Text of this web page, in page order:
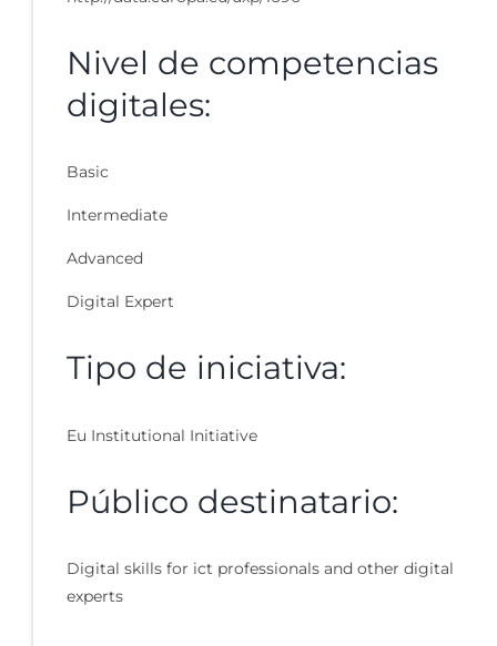
Nivel de competencias
digitales:
Basic
Intermediate
Advanced
Digital Expert
Tipo de iniciativa:
Eu Institutional Initiative
Público destinatario:
Digital skills for ict professionals and other digital
experts